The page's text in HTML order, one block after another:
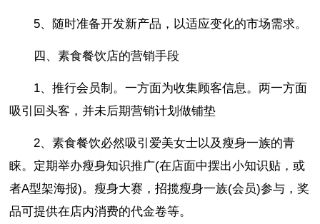
5、随时准备开发新产品，以适应变化的市场需求。
四、素食餐饮店的营销手段
1、推行会员制。一方面为收集顾客信息。两一方面
吸引回头客，并未后期营销计划做铺垫
2、素食餐饮必然吸引爱美女士以及瘦身一族的青
睐。定期举办瘦身知识推广(在店面中摆出小知识贴，或
者A型架海报)。瘦身大赛，招揽瘦身一族(会员)参与，奖
品可提供在店内消费的代金卷等。